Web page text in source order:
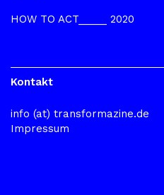
HOW TO ACT_____ 2020
Kontakt
info (at) transformazine.de
Impressum